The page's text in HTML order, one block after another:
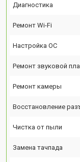
Диагностика
Ремонт Wi-Fi
Настройка ОС
Ремонт звуковой
Ремонт камеры
Восстановление
Чистка от пыли
Замена тачпада